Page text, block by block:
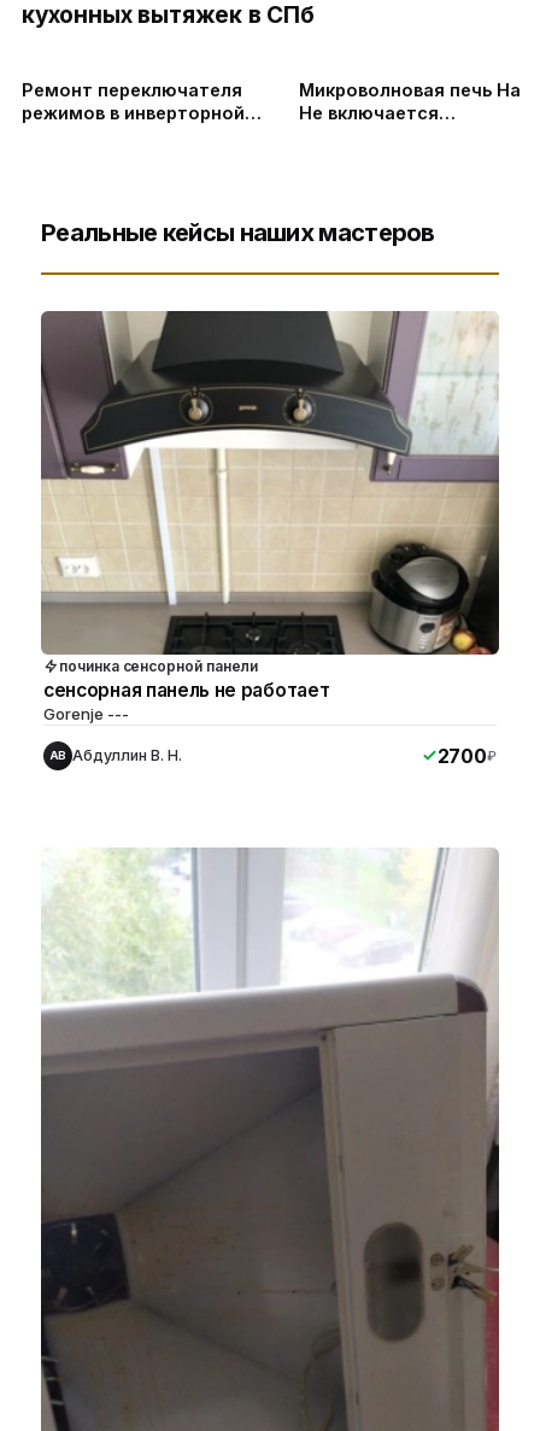
кухонных вытяжек в СПб
Ремонт переключателя
режимов в инверторной
Микроволновая печь
Не включается
Реальные кейсы наших мастеров
починка сенсорной панели
сенсорная панель не работает
Gorenje ---
АВ Абдуллин В. Н. 2700₽